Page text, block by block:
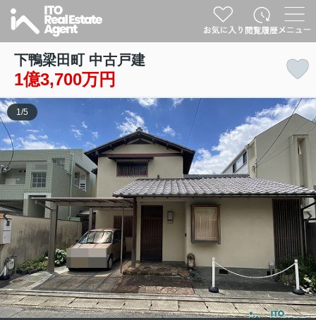
下鴨梁田町 中古戸建
1億3,700万円
1/5